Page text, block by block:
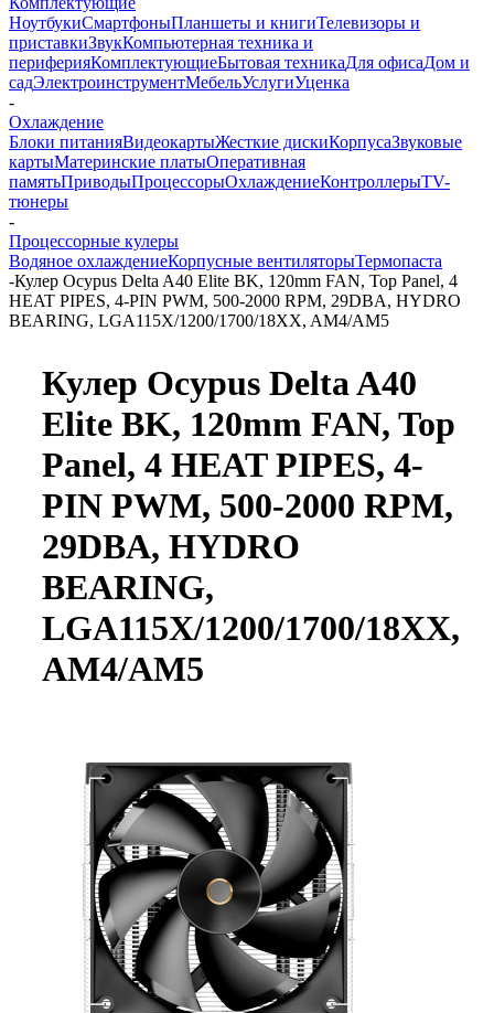
НоутбукиСмартфоныПланшеты и книгиТелевизоры и
приставкиЗвукКомпьютерная техника и
периферияКомплектующиеБытовая техникаДля офисаДом и
садЭлектроинструментМебельУслугиУценка
-
Охлаждение
Блоки питанияВидеокартыЖесткие дискиКорпусаЗвуковые
картыМатеринские платыОперативная
памятьПриводыПроцессорыОхлаждениеКонтроллерыTV-
тюнеры
-
Процессорные кулеры
Водяное охлаждениеКорпусные вентиляторыТермопаста
-Кулер Ocypus Delta A40 Elite BK, 120mm FAN, Top Panel, 4
HEAT PIPES, 4-PIN PWM, 500-2000 RPM, 29DBA, HYDRO
BEARING, LGA115X/1200/1700/18XX, AM4/AM5
Кулер Ocypus Delta A40
Elite BK, 120mm FAN, Top
Panel, 4 HEAT PIPES, 4-
PIN PWM, 500-2000 RPM,
29DBA, HYDRO
BEARING,
LGA115X/1200/1700/18XX,
AM4/AM5